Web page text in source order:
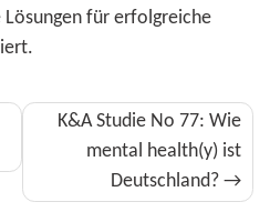
für erfolg­reiche
K&A Studie No 77: Wie
mental health(y) ist
Deutschland?